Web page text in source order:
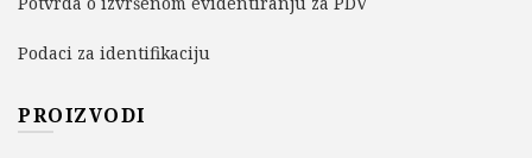
Podaci za identifikaciju
PROIZVODI